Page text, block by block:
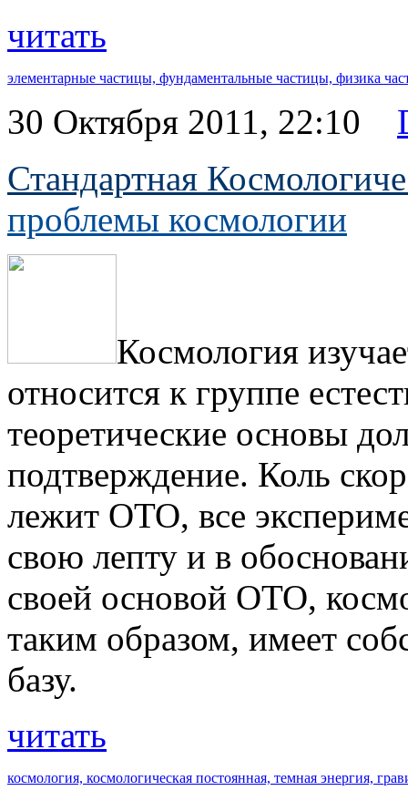
читать
элементарные частицы, фундаментальные частицы, физика
30 Октября 2011, 22:10
Стандартная
проблемы космологии
Космология
относится к группе
теоретические основы
подтверждение. Коль
лежит ОТО, все
свою лепту и в
своей основой ОТО,
таким образом, имеет
базу.
читать
космология, космологическая постоянная, темная энергия,